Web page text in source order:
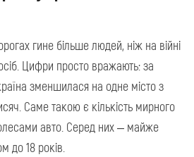
гине більше людей, ніж на війні
Цифри просто вражають: за
зменшилася на одне місто з
Саме такою є кількість мирного
авто. Серед них – майже
до 18 років.